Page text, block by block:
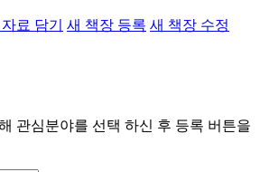
료 담기 새 책장 등록 새 책장 수정
관심분야를 선택 하신 후 등록 버튼을